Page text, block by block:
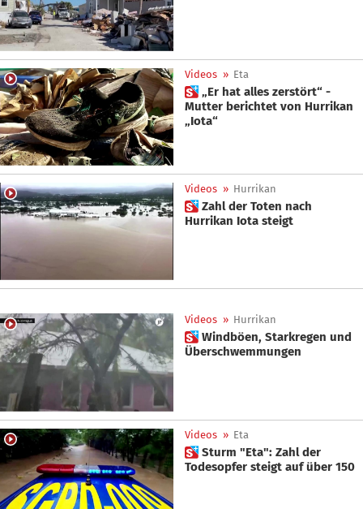
Videos » Eta
 „Er hat alles zerstört“ -
Mutter berichtet von Hurrikan
„Iota“
Videos » Hurrikan
 Zahl der Toten nach
Hurrikan Iota steigt
Videos » Hurrikan
 Windböen, Starkregen und
Überschwemmungen
Videos » Eta
 Sturm "Eta": Zahl der
Todesopfer steigt auf über 150